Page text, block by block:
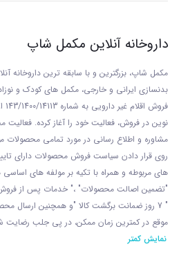
داروخانه آنلاین مکمل شاپ
مکمل شاپ، بزرگترین و با سابقه ترین داروخانه
بدنسازی ایرانی و خارجی، مکمل های کودک و
فروش اقلام غیر دارویی به شماره 143/1400/14113 از
نوين در فروش، فعاليت خود را آغاز کرده.
مشاوره و اطلاع رسانی در مورد تمامی
روی قرار دادن سياست فروش محصولات دارای
های مربوطه و همراه با تکيه بر مولفه های
"تضمين اصالت محصولات" ،" خدمات پس از فروش
" 7 روز ضمانت برگشت کالا "و همچنين ارسال
موقع در کمترين زمان ممکن، در پی جلب رضايت
نمایش کمتر